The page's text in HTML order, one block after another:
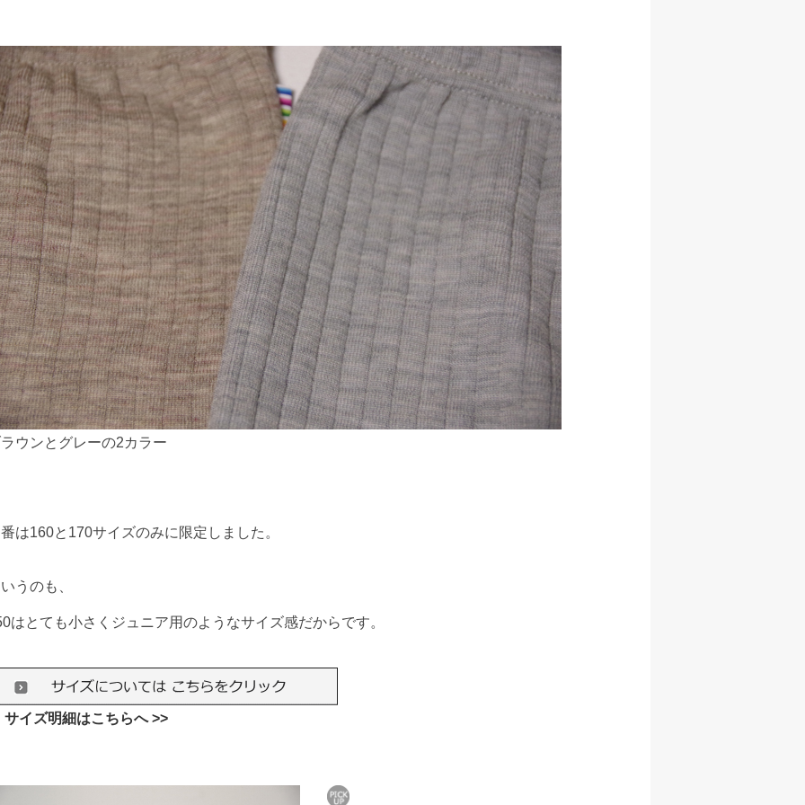
ウンとグレーの2カラー
は160と170サイズのみに限定しました。
うのも、
はとても小さくジュニア用のようなサイズ感だからです。
イズ明細はこちらへ >>